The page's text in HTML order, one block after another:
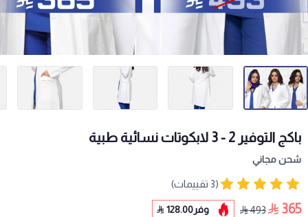
باكج التوفير 2 - 3 لابكوتات نسائية طبية
شحن مجاني
(3 تقييمات)
365
493 وفر128.00